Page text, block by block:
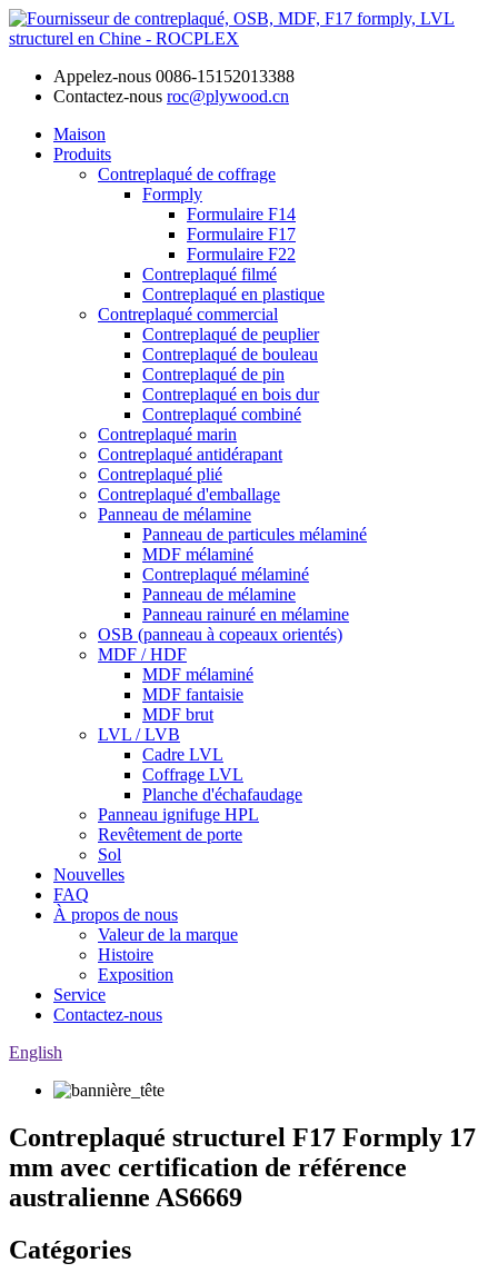
Appelez-nous 0086-15152013388
Contactez-nous roc@plywood.cn
Maison
Produits
Contreplaqué de coffrage
Formply
Formulaire F14
Formulaire F17
Formulaire F22
Contreplaqué filmé
Contreplaqué en plastique
Contreplaqué commercial
Contreplaqué de peuplier
Contreplaqué de bouleau
Contreplaqué de pin
Contreplaqué en bois dur
Contreplaqué combiné
Contreplaqué marin
Contreplaqué antidérapant
Contreplaqué plié
Contreplaqué d'emballage
Panneau de mélamine
Panneau de particules mélaminé
MDF mélaminé
Contreplaqué mélaminé
Panneau de mélamine
Panneau rainuré en mélamine
OSB (panneau à copeaux orientés)
MDF / HDF
MDF mélaminé
MDF fantaisie
MDF brut
LVL / LVB
Cadre LVL
Coffrage LVL
Planche d'échafaudage
Panneau ignifuge HPL
Revêtement de porte
Sol
Nouvelles
FAQ
À propos de nous
Valeur de la marque
Histoire
Exposition
Service
Contactez-nous
English
Contreplaqué structurel F17 Formply 17
mm avec certification de référence
australienne AS6669
Catégories